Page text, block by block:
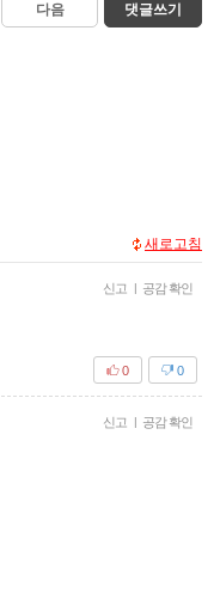
다음 댓글쓰기
새로고침
신고 | 공감 확인
0
0
신고 | 공감 확인